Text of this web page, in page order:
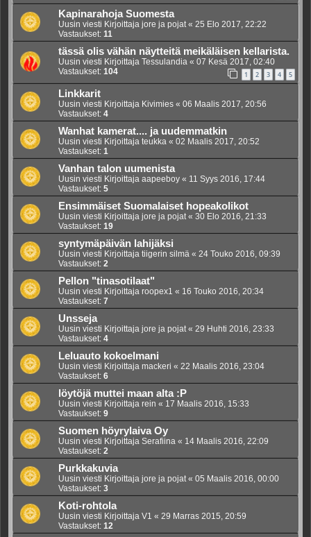
Kapinarahoja Suomesta
Uusin viesti Kirjoittaja jore ja pojat « 25 Elo 2017, 22:22
Vastaukset: 11
tässä olis vähän näytteitä meikäläisen kellarista.
Uusin viesti Kirjoittaja Tessulandia « 07 Kesä 2017, 02:40
Vastaukset: 104 1 2 3 4 5
Linkkarit
Uusin viesti Kirjoittaja Kivimies « 06 Maalis 2017, 20:56
Vastaukset: 4
Wanhat kamerat.... ja uudemmatkin
Uusin viesti Kirjoittaja teukka « 02 Maalis 2017, 20:52
Vastaukset: 1
Vanhan talon uumenista
Uusin viesti Kirjoittaja aapeeboy « 11 Syys 2016, 17:44
Vastaukset: 5
Ensimmäiset Suomalaiset hopeakolikot
Uusin viesti Kirjoittaja jore ja pojat« 30 Elo 2016, 21:33
Vastaukset: 19
syntymäpäivän lahijäksi
Uusin viesti Kirjoittaja tiigerin silmä « 24 Touko 2016, 09:39
Vastaukset: 2
Pellon "tinasotilaat"
Uusin viesti Kirjoittaja roopex1 « 16 Touko 2016, 20:34
Vastaukset: 7
Unsseja
Uusin viesti Kirjoittaja jore ja pojat« 29 Huhti 2016, 23:33
Vastaukset: 4
Leluauto kokoelmani
Uusin viesti Kirjoittaja mackeri « 22 Maalis 2016, 23:04
Vastaukset: 6
löytöjä muttei maan alta :P
Uusin viesti Kirjoittaja rein « 17 Maalis 2016, 15:33
Vastaukset: 9
Suomen höyrylaiva Oy
Uusin viesti Kirjoittaja Serafiina « 14 Maalis 2016, 22:09
Vastaukset: 2
Purkkakuvia
Uusin viesti Kirjoittaja jore ja pojat« 05 Maalis 2016, 00:00
Vastaukset: 3
Koti-rohtola
Uusin viesti Kirjoittaja V1 « 29 Marras 2015, 20:59
Vastaukset: 12